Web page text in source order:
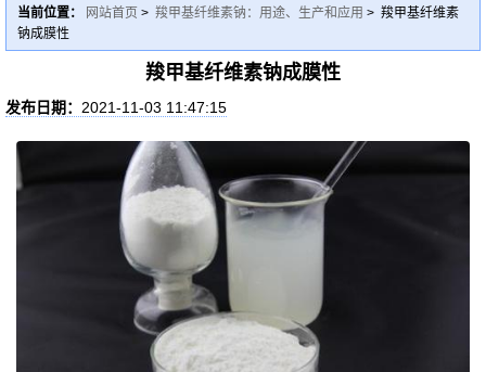
当前位置： 网站首页 > 羧甲基纤维素钠：用途、生产和应用 > 羧甲基纤维素
钠成膜性
羧甲基纤维素钠成膜性
发布日期： 2021-11-03 11:47:15